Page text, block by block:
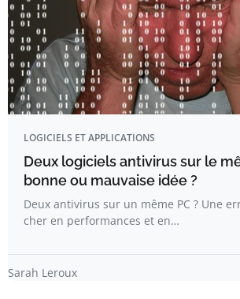
LOGICIELS ET APPLICATIONS
Deux logiciels antivirus sur le
bonne ou mauvaise idée ?
Deux antivirus sur un même PC ? Une
cher en performances et en…
Sarah Leroux